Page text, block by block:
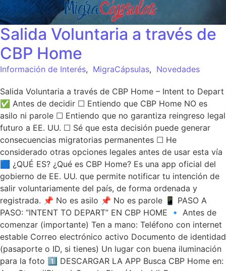
Salida Voluntaria a través de
CBP Home
Información de Interés, MigraCápsulas, Novedades
Salida Voluntaria a través de CBP Home – Intent to Depart
✅ Antes de decidir ☐ Entiendo que CBP Home NO es
asilo ni parole ☐ Entiendo que no garantiza reingreso legal
futuro a EE. UU. ☐ Sé que esta decisión puede generar
consecuencias migratorias permanentes ☐ He
considerado otras opciones legales antes de usar esta vía
🟦 ¿QUÉ ES? ¿Qué es CBP Home? Es una app oficial del
gobierno de EE. UU. que permite notificar tu intención de
salir voluntariamente del país, de forma ordenada y
registrada. 📌 No es asilo 📌 No es parole 📱 PASO A
PASO: “INTENT TO DEPART” EN CBP HOME 🔹 Antes de
comenzar (importante) Ten a mano: Teléfono con internet
estable Correo electrónico activo Documento de identidad
(pasaporte o ID, si tienes) Un lugar con buena iluminación
para la foto 1️⃣ DESCARGAR LA APP Busca CBP Home en: